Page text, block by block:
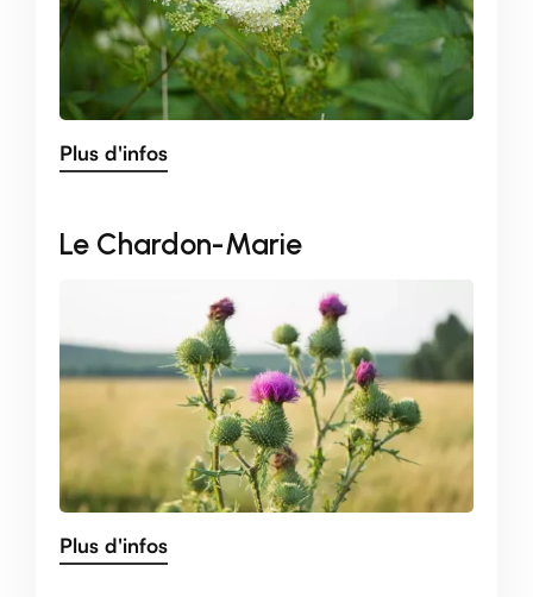
Plus d'infos
Le Chardon-Marie
Plus d'infos